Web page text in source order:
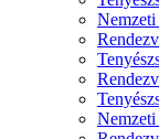
Nemzeti